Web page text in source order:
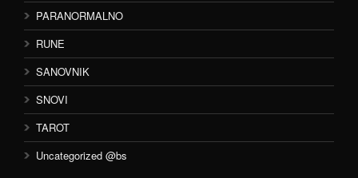
PARANORMALNO
RUNE
SANOVNIK
SNOVI
TAROT
Uncategorized @bs